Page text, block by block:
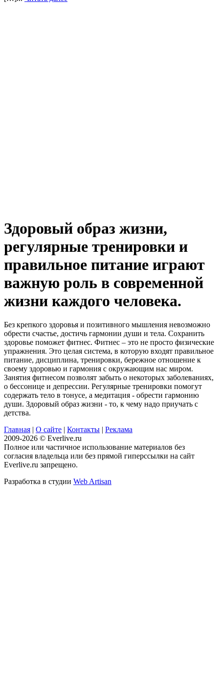
Здоровый образ жизни,
регулярные тренировки и
правильное питание играют
важную роль в современной
жизни каждого человека.
Без крепкого здоровья и позитивного мышления невозможно
обрести счастье, достичь гармонии души и тела. Сохранить
здоровье поможет фитнес. Фитнес – это не просто физические
упражнения. Это целая система, в которую входят правильное
питание, дисциплина, тренировки, бережное отношение к
своему здоровью и гармония с окружающим нас миром.
Занятия фитнесом позволят забыть о некоторых заболеваниях,
о бессонице и депрессии. Регулярные тренировки помогут
содержать тело в тонусе, а медитация - обрести гармонию
души. Здоровый образ жизни - то, к чему надо приучать с
детства.
Главная | О сайте | Контакты | Реклама
2009-2026 © Everlive.ru
Полное или частичное использование материалов без
согласия владельца или без прямой гиперссылки на сайт
Everlive.ru запрещено.
Разработка в студии Web Artisan